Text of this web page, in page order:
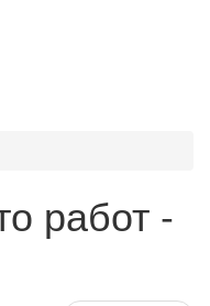
работ -